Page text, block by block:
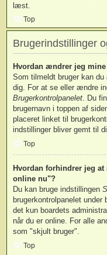
læst.
Top
Brugerindstillinger
Hvordan ændrer jeg
Som tilmeldt bruger kan
dig. For at se eller ændre
Brugerkontrolpanelet. Du
brugernavn i toppen af
placeret linket til
indstillinger bliver gemt til
Top
Hvordan forhindrer jeg
online nu"?
Du kan bruge indstillingen
brugerkontrolpanelet
det kun boardets
når du er online. For alle
som "skjult bruger".
Top